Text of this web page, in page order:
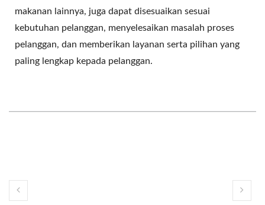
makanan lainnya, juga dapat disesuaikan sesuai
kebutuhan pelanggan, menyelesaikan masalah proses
pelanggan, dan memberikan layanan serta pilihan yang
paling lengkap kepada pelanggan.